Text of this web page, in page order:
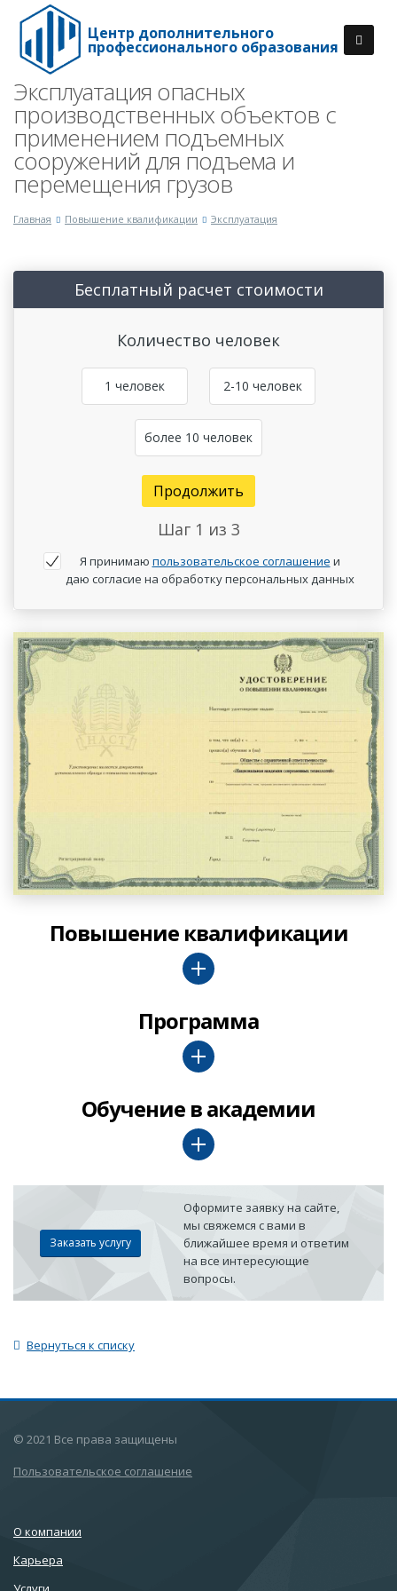
Центр дополнительного
профессионального образования
Эксплуатация опасных
производственных объектов с
применением подъемных
сооружений для подъема и
перемещения грузов
Главная Повышение квалификации Эксплуатация
Бесплатный расчет стоимости
Количество человек
1 человек 2-10 человек
более 10 человек
Продолжить
Шаг 1 из 3
Я принимаю пользовательское соглашение и
даю согласие на обработку персональных данных
Повышение квалификации
Программа
Обучение в академии
Заказать услугу
Оформите заявку на сайте,
мы свяжемся с вами в
ближайшее время и ответим
на все интересующие
вопросы.
Вернуться к списку
© 2021 Все права защищены
Пользовательское соглашение
О компании
Карьера